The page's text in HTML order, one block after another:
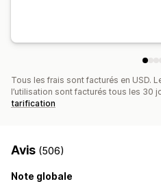
Tous les frais sont facturés en USD.
l’utilisation sont facturés tous les 30
tarification
Avis (506)
Note globale